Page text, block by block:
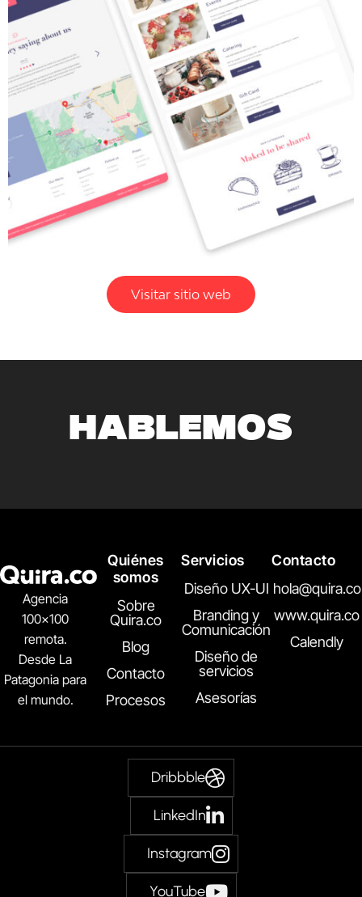
Visitar sitio web
HABLEMOS
Agencia
100×100
remota.
Desde La
Patagonia para
el mundo.
Quiénes
somos
Sobre
Quira.co
Blog
Contacto
Procesos
Servicios
Diseño UX-UI
Branding y
Comunicación
Diseño de
servicios
Asesorías
Contacto
hola@quira.co
www.quira.co
Calendly
Dribbble
LinkedIn
Instagram
YouTube